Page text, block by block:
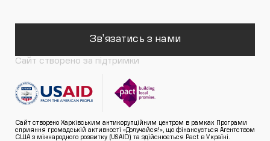
Зв'язатись з нами
Сайт створено за підтримки
Сайт створено Харківським антикорупційним центром в рамках Програми
сприяння громадській активності «Долучайся!», що фінансується Агентством
США з міжнародного розвитку (USAID) та здійснюється Pact в Україні.